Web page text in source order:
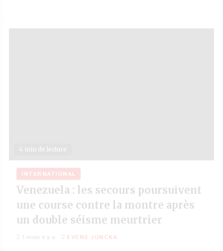
4 min de lecture
INTERNATIONAL
Venezuela : les secours poursuivent
une course contre la montre après
un double séisme meurtrier
1 mois il y a EVENS JONCKA